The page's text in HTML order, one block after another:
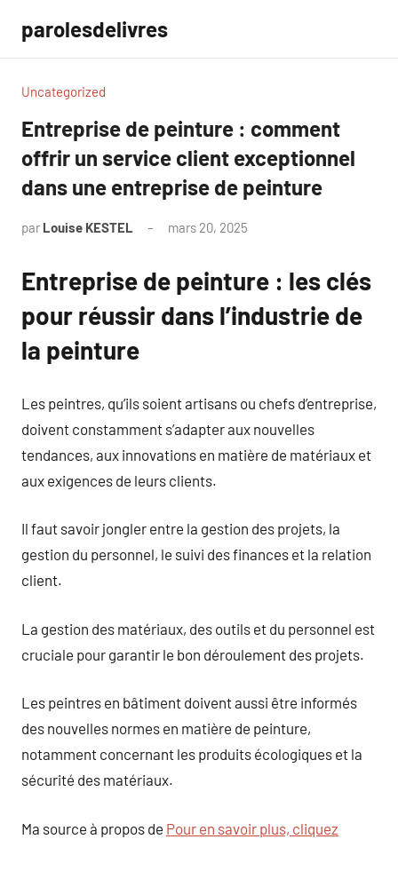
contenu
parolesdelivres
Uncategorized
Entreprise de peinture : comment
offrir un service client exceptionnel
dans une entreprise de peinture
par Louise KESTEL mars 20, 2025
Entreprise de peinture : les clés
pour réussir dans l’industrie de
la peinture
Les peintres, qu’ils soient artisans ou chefs d’entreprise,
doivent constamment s’adapter aux nouvelles
tendances, aux innovations en matière de matériaux et
aux exigences de leurs clients.
Il faut savoir jongler entre la gestion des projets, la
gestion du personnel, le suivi des finances et la relation
client.
La gestion des matériaux, des outils et du personnel est
cruciale pour garantir le bon déroulement des projets.
Les peintres en bâtiment doivent aussi être informés
des nouvelles normes en matière de peinture,
notamment concernant les produits écologiques et la
sécurité des matériaux.
Ma source à propos de Pour en savoir plus, cliquez